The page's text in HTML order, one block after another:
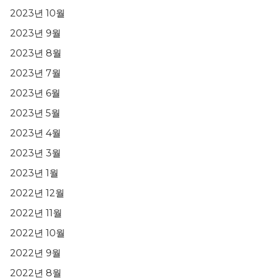
2023년 10월
2023년 9월
2023년 8월
2023년 7월
2023년 6월
2023년 5월
2023년 4월
2023년 3월
2023년 1월
2022년 12월
2022년 11월
2022년 10월
2022년 9월
2022년 8월